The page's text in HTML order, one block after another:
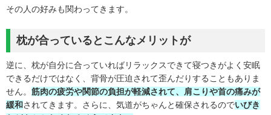
その人の好みも関わってきます。
枕が合っているとこんなメリットが
逆に、枕が自分に合っていればリラックスできて寝つきがよく安眠
できるだけではなく、背骨が圧迫されて歪んだりすることもありま
せん。 筋肉の疲労や関節の負担が軽減されて、肩こりや首の痛みが
緩和されてきます。さらに、気道がちゃんと確保されるのでいびき